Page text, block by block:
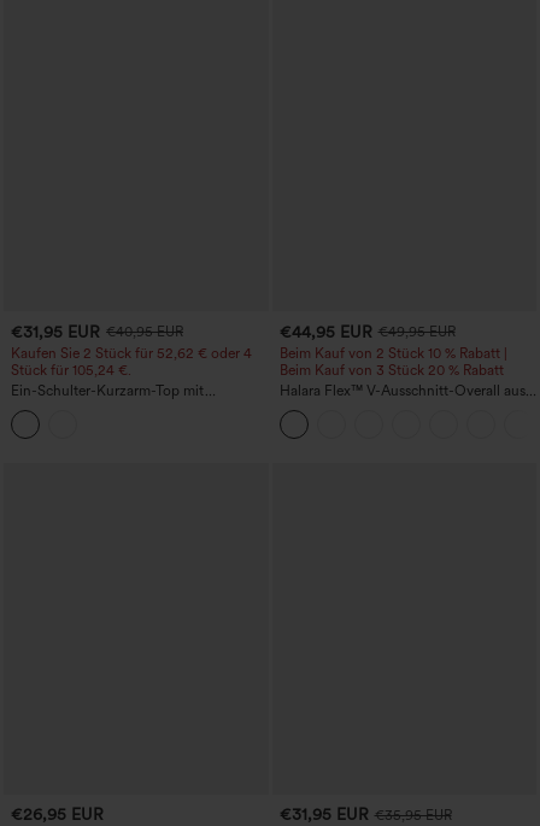
€31,95 EUR €40,95 EUR
Kaufen Sie 2 Stück für 52,62 € oder 4
Stück für 105,24 €.
Ein-Schulter-Kurzarm-Top mit
abgerundetem High-Low-Saum,
integriertem BH, gepunktet, lässig
€44,95 EUR €49,95 EUR
Beim Kauf von 2 Stück 10 % Rabatt |
Beim Kauf von 3 Stück 20 % Rabatt
Halara Flex™ V-Ausschnitt-Overall aus
gewaschenem Denim mit Taschen –
lässig
€26,95 EUR €31,95 EUR €35,95 EUR